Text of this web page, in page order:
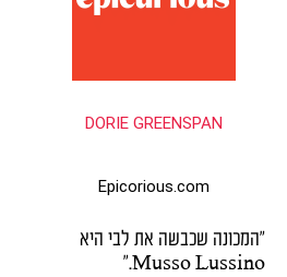
DORIE GREENSPAN
Epicorious.com
"המכונה שכבשה את לבי היא
Musso Lussino."